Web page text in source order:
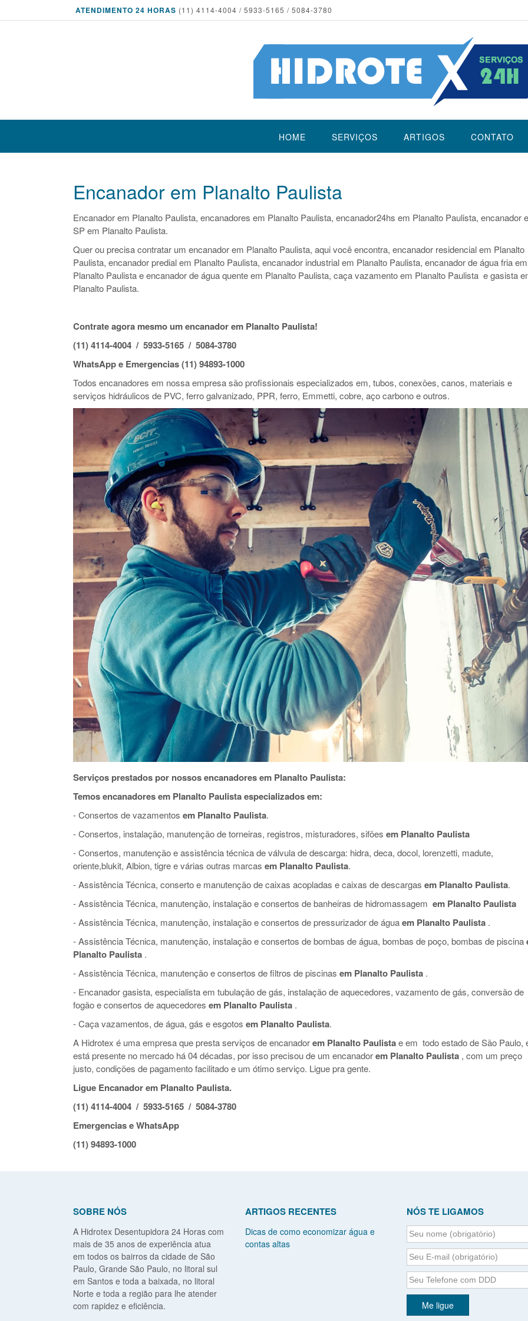
ATENDIMENTO 24 HORAS (11) 4114-4004 / 5933-5165 / 5084-3780
HOME SERVIÇOS ARTIGOS CONTATO
Encanador em Planalto Paulista
Encanador em Planalto Paulista, encanadores em Planalto Paulista, encanador24hs em Planalto Paulista, encanador
SP em Planalto Paulista.
Quer ou precisa contratar um encanador em Planalto Paulista, aqui você encontra, encanador residencial em Planalto
Paulista, encanador predial em Planalto Paulista, encanador industrial em Planalto Paulista, encanador de água fria em
Planalto Paulista e encanador de água quente em Planalto Paulista, caça vazamento em Planalto Paulista e gasista
Planalto Paulista.
Contrate agora mesmo um encanador em Planalto Paulista!
(11) 4114-4004 / 5933-5165 / 5084-3780
WhatsApp e Emergencias (11) 94893-1000
Todos encanadores em nossa empresa são profissionais especializados em, tubos, conexões, canos, materiais e
serviços hidráulicos de PVC, ferro galvanizado, PPR, ferro, Emmetti, cobre, aço carbono e outros.
Serviços prestados por nossos encanadores em Planalto Paulista:
Temos encanadores em Planalto Paulista especializados em:
- Consertos de vazamentos em Planalto Paulista.
- Consertos, instalação, manutenção de torneiras, registros, misturadores, sifões em Planalto Paulista
- Consertos, manutenção e assistência técnica de válvula de descarga: hidra, deca, docol, lorenzetti, madute,
oriente,blukit, Albion, tigre e várias outras marcas em Planalto Paulista.
- Assistência Técnica, conserto e manutenção de caixas acopladas e caixas de descargas em Planalto Paulista.
- Assistência Técnica, manutenção, instalação e consertos de banheiras de hidromassagem em Planalto Paulista
- Assistência Técnica, manutenção, instalação e consertos de pressurizador de águaem Planalto Paulista .
- Assistência Técnica, manutenção, instalação e consertos de bombas de água, bombas de poço, bombas de piscina
Planalto Paulista .
- Assistência Técnica, manutenção e consertos de filtros de piscinas em Planalto Paulista .
- Encanador gasista, especialista em tubulação de gás, instalação de aquecedores, vazamento de gás, conversão de
fogão e consertos de aquecedores em Planalto Paulista .
- Caça vazamentos, de água, gás e esgotos em Planalto Paulista.
A Hidrotex é uma empresa que presta serviços de encanadorem Planalto Paulistae em todo estado de São Paulo,
está presente no mercado há 04 décadas, por isso precisou de um encanadorem Planalto Paulista , com um preço
justo, condições de pagamento facilitado e um ótimo serviço. Ligue pra gente.
Ligue Encanador em Planalto Paulista.
(11) 4114-4004 / 5933-5165 / 5084-3780
Emergencias e WhatsApp
(11) 94893-1000
SOBRE NÓS
A Hidrotex Desentupidora 24 Horas com
mais de 35 anos de experiência atua
em todos os bairros da cidade de São
Paulo, Grande São Paulo, no litoral sul
em Santos e toda a baixada, no litoral
Norte e toda a região para lhe atender
com rapidez e eficiência.
ARTIGOS RECENTES
Dicas de como economizar água e
contas altas
NÓS TE LIGAMOS